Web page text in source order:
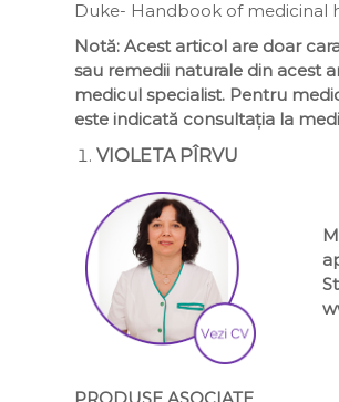
Duke- Handbook of medicinal
Notă: Acest articol are doar
sau remedii naturale din acest
medicul specialist. Pentru
este indicată consultația la
VIOLETA PÎRVU